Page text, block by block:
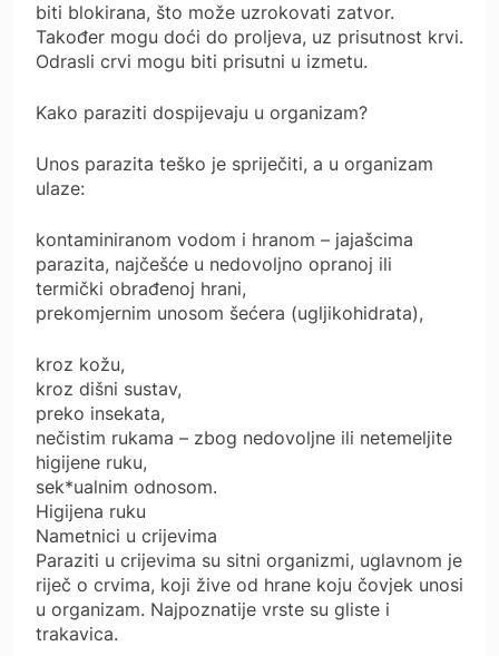
biti blokirana, što može uzrokovati zatvor.
Također mogu doći do proljeva, uz prisutnost krvi.
Odrasli crvi mogu biti prisutni u izmetu.
Kako paraziti dospijevaju u organizam?
Unos parazita teško je spriječiti, a u organizam
ulaze:
kontaminiranom vodom i hranom – jajašcima
parazita, najčešće u nedovoljno opranoj ili
termički obrađenoj hrani,
prekomjernim unosom šećera (ugljikohidrata),
kroz kožu,
kroz dišni sustav,
preko insekata,
nečistim rukama – zbog nedovoljne ili netemeljite
higijene ruku,
sek*ualnim odnosom.
Higijena ruku
Nametnici u crijevima
Paraziti u crijevima su sitni organizmi, uglavnom je
riječ o crvima, koji žive od hrane koju čovjek unosi
u organizam. Najpoznatije vrste su gliste i
trakavica.